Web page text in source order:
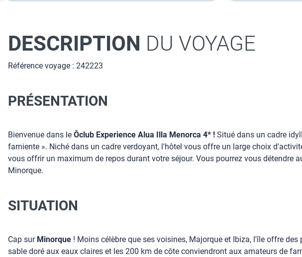
DESCRIPTION DU VOYAGE
Référence voyage : 242223
PRÉSENTATION
Bienvenue dans le Ôclub Experience Alua Illa Menorca 4* ! Situé dans un cadre
farniente ». Niché dans un cadre verdoyant, l'hôtel vous offre un large choix
vous offrir un maximum de repos durant votre séjour. Vous pourrez vous détendre
Minorque.
SITUATION
Cap sur Minorque ! Moins célèbre que ses voisines, Majorque et Ibiza, l'île offre
sable doré aux eaux claires et les 200 km de côte conviendront aux amateurs de